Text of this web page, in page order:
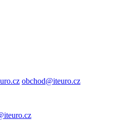
obchod@iteuro.cz